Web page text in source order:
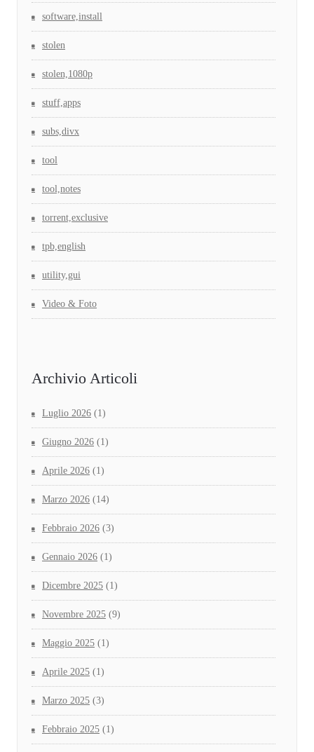
software,install
stolen
stolen,1080p
stuff,apps
subs,divx
tool
tool,notes
torrent,exclusive
tpb,english
utility,gui
Video & Foto
Archivio Articoli
Luglio 2026 (1)
Giugno 2026 (1)
Aprile 2026 (1)
Marzo 2026 (14)
Febbraio 2026 (3)
Gennaio 2026 (1)
Dicembre 2025 (1)
Novembre 2025 (9)
Maggio 2025 (1)
Aprile 2025 (1)
Marzo 2025 (3)
Febbraio 2025 (1)